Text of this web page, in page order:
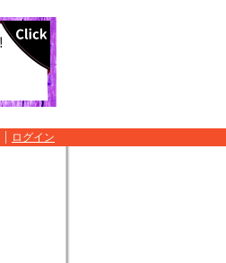
ログイン